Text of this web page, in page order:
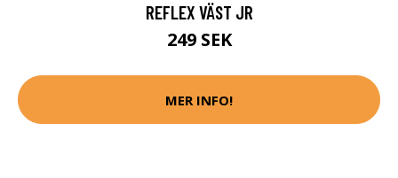
REFLEX VÄST JR
249 SEK
MER INFO!